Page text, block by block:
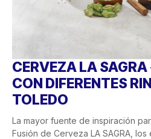
CERVEZA LA
CON DIFERENTES
TOLEDO
La mayor fuente de inspiración
Fusión de Cerveza LA SAGRA,